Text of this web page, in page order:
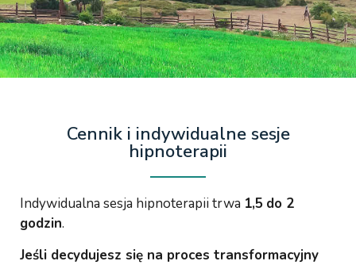
Cennik i indywidualne sesje
hipnoterapii
Indywidualna sesja hipnoterapii trwa 1,5 do 2
godzin.
Jeśli decydujesz się na proces transformacyjny